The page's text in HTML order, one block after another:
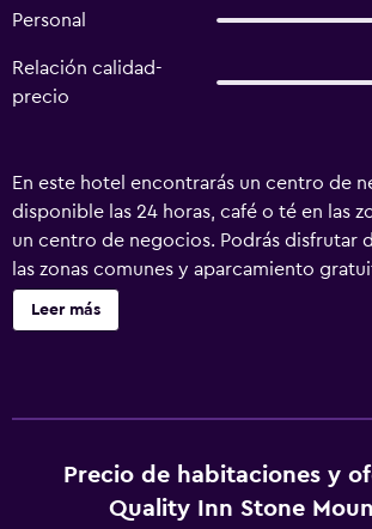
Personal
Relación calidad-
precio
En este hotel encontrarás un centro de
disponible las 24 horas, café o té en las
un centro de negocios. Podrás disfrutar
las zonas comunes y aparcamiento
encontrarás lavandería, servicio de
una sala de ordenadores. Quality Inn
equipados con ducha y bañera
higiene personal de diseño, artículos de
Leer más
Precio de habitaciones y
Quality Inn Stone